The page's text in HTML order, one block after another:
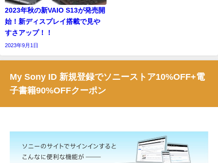
2023年秋の新VAIO S13が発売開
始！新ディスプレイ搭載で見や
すさアップ！！
2023年9月1日
My Sony ID 新規登録でソニーストア10%OFF+電
子書籍90%OFFクーポン